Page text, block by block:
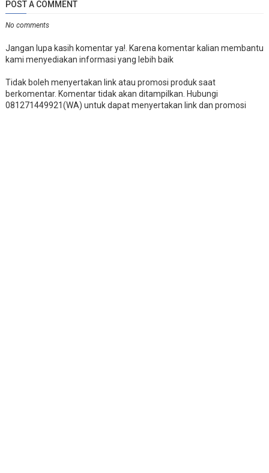
POST A COMMENT
No comments
Jangan lupa kasih komentar ya!. Karena komentar kalian membantu
kami menyediakan informasi yang lebih baik
Tidak boleh menyertakan link atau promosi produk saat
berkomentar. Komentar tidak akan ditampilkan. Hubungi
081271449921(WA) untuk dapat menyertakan link dan promosi